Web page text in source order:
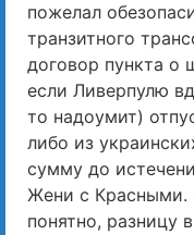
пожелал
транзитного
договор пункта о
если Ливерпулю
то надоумит)
либо из
сумму до
Жени с Красными.
понятно, разницу